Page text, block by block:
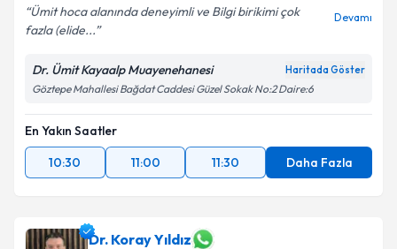
Ümit hoca alanında deneyimli ve Bilgi birikimi çok
fazla (elide...
Devamı
Dr. Ümit Kayaalp Muayenehanesi Haritada Göster
Göztepe Mahallesi Bağdat Caddesi Güzel Sokak No:2 Daire:6
En Yakın Saatler
10:30
11:00 11:30 Daha Fazla
Dr. Koray Yıldız